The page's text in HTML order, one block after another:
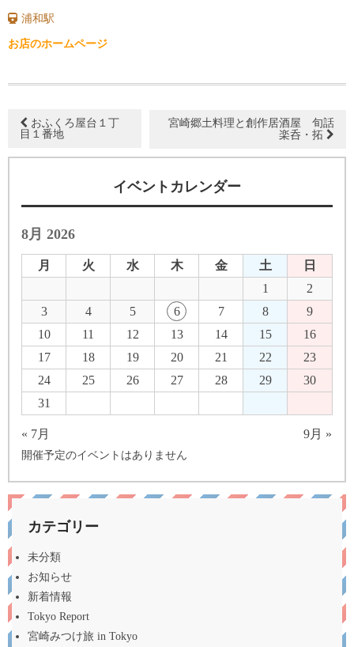
浦和駅
お店のホームページ
おふくろ屋台１丁
目１番地
宮崎郷土料理と創作居酒屋 旬話
楽呑・拓
イベントカレンダー
8月 2026
月 火 水 木 金 土
日
1
2
3
4 5 6 7 8
9
10
11 12 13 14 15
16
17
18 19 20 21 22
23
24
25 26 27 28 29
30
31
« 7月 9月 »
開催予定のイベントはありません
カテゴリー
未分類
お知らせ
新着情報
Tokyo Report
宮崎みつけ旅 in Tokyo